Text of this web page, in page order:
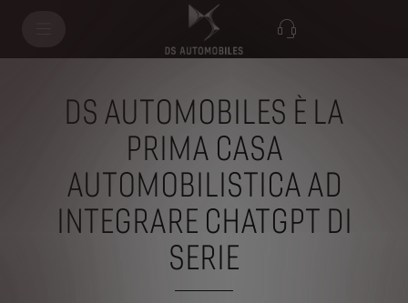
DS AUTOMOBILES È LA
PRIMA CASA
AUTOMOBILISTICA AD
INTEGRARE CHATGPT DI
SERIE